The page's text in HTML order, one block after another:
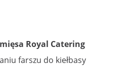
Royal Catering
farszu do kiełbasy